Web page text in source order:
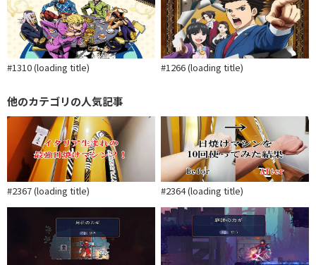
#1310 (loading title) #1266 (loading title)
他のカテゴリの人気記事
#2367 (loading title) #2364 (loading title)